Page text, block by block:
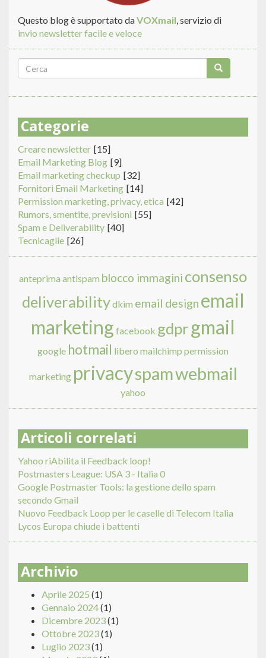
Questo blog è supportato daVOXmail, servizio di
invio newsletter facile e veloce
Form
di
ricerca
Categorie
Creare newsletter [15]
Email Marketing Blog [9]
Email marketing checkup [32]
Fornitori Email Marketing [14]
Permission marketing, privacy, etica [42]
Rumors, smentite, previsioni [55]
Spam e Deliverability [40]
Tecnicaglie [26]
anteprima antispam blocco immagini consenso
deliverabilitydkim email design email
marketing facebook gdpr gmail
google hotmail libero mailchimp permission
marketing privacyspamwebmail
yahoo
Articoli correlati
Yahoo riAbilita il Feedback loop!
Postmasters League: USA 3 - Italia 0
Google Postmaster Tools: la gestione dello spam
secondo Gmail
Nuovo Feedback Loop per le caselle di Telecom Italia
Lycos Europa chiude i battenti
Archivio
Aprile 2025 (1)
Gennaio 2024(1)
Dicembre 2023(1)
Ottobre 2023(1)
Luglio 2023(1)